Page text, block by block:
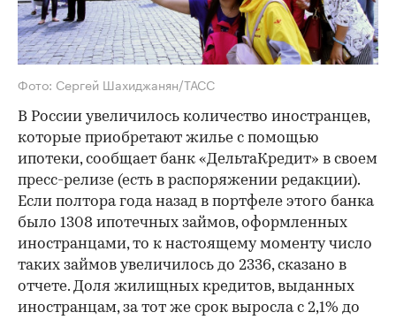
Фото: Сергей Шахиджанян/ТАСС
В России увеличилось количество иностранцев,
которые приобретают жилье с помощью
ипотеки, сообщает банк «ДельтаКредит» в своем
пресс-релизе (есть в распоряжении редакции).
Если полтора года назад в портфеле этого банка
было 1308 ипотечных займов, оформленных
иностранцами, то к настоящему моменту число
таких займов увеличилось до 2336, сказано в
отчете. Доля жилищных кредитов, выданных
иностранцам, за тот же срок выросла с 2,1% до